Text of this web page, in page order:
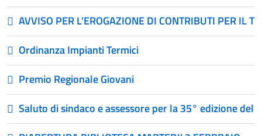
AVVISO PER L’EROGAZIONE DI CONTRIBUTI PER IL
Ordinanza Impianti Termici
Premio Regionale Giovani
Saluto di sindaco e assessore per la 35° edizione del